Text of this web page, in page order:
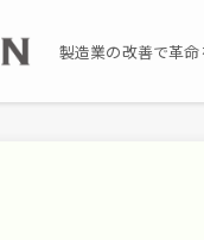
製造業の改善で革命